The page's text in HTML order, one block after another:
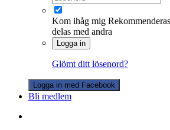
Kom ihåg mig
delas med andra
Logga in
Glömt ditt lösenord?
Logga in med Facebook
Bli medlem